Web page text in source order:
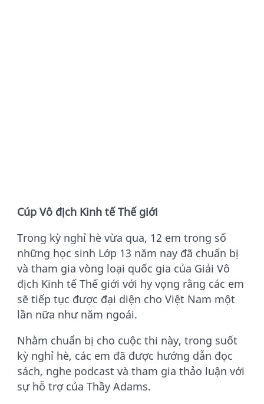
Cúp Vô địch Kinh tế Thế giới
Trong kỳ nghỉ hè vừa qua, 12 em trong số
những học sinh Lớp 13 năm nay đã chuẩn bị
và tham gia vòng loại quốc gia của Giải Vô
địch Kinh tế Thế giới với hy vọng rằng các em
sẽ tiếp tục được đại diện cho Việt Nam một
lần nữa như năm ngoái.
Nhằm chuẩn bị cho cuộc thi này, trong suốt
kỳ nghỉ hè, các em đã được hướng dẫn đọc
sách, nghe podcast và tham gia thảo luận với
sự hỗ trợ của Thầy Adams.